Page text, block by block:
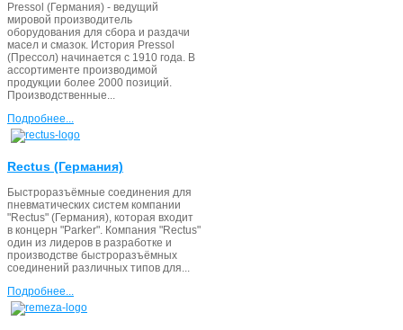
Pressol (Германия) - ведущий
мировой производитель
оборудования для сбора и раздачи
масел и смазок. История Pressol
(Прессол) начинается с 1910 года. В
ассортименте производимой
продукции более 2000 позиций.
Производственные...
Подробнее...
Rectus (Германия)
Быстроразъёмные соединения для
пневматических систем компании
"Rectus" (Германия), которая входит
в концерн "Parker". Компания "Rectus"
один из лидеров в разработке и
производстве быстроразъёмных
соединений различных типов для...
Подробнее...